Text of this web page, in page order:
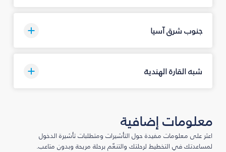
جنوب شرق آسيا
شبه القارة الهندية
معلومات إضافية
اعثر على معلومات مفيدة حول التأشيرات ومتطلبات تأشيرة الدخول
لمساعدتك في التخطيط لرحلتك والتنعّم برحلة مريحة وبدون متاعب.